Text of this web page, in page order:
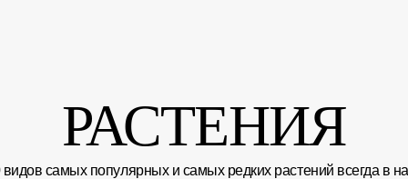
РАСТЕНИЯ
видов самых популярных и самых редких растений всегда в